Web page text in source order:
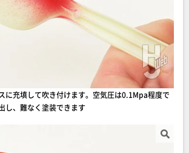
に充填して吹き付けます。空気圧は0.1Mpa程度で
し、難なく塗装できます